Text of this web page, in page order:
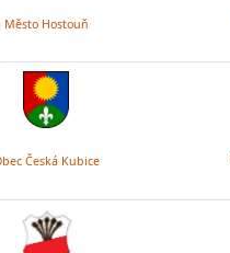
Město Hostouň
Česká Kubice